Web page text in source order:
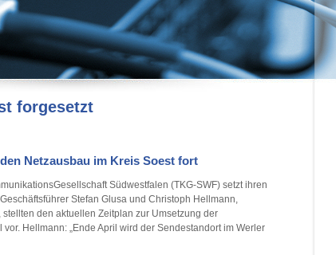
forgesetzt
Netzausbau im Kreis Soest fort
Südwestfalen (TKG-SWF) setzt ihren
Stefan Glusa und Christoph Hellmann,
stellten den aktuellen Zeitplan zur Umsetzung der
Hellmann: „Ende April wird der Sendestandort im Werler